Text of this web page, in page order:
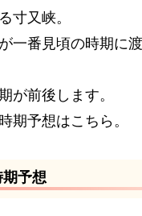
寸又峡。
一番見頃の時期に
が前後します。
期予想はこちら。
予想